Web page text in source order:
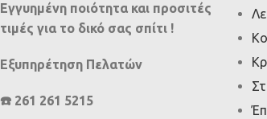
Εγγυημένη ποιότητα και προσιτές
τιμές για το δικό σας σπίτι !
Εξυπηρέτηση Πελατών
☎️ 261 261 5215